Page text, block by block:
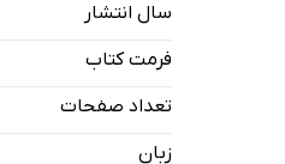
سال انتشار
فرمت کتاب
تعداد صفحات
زبان